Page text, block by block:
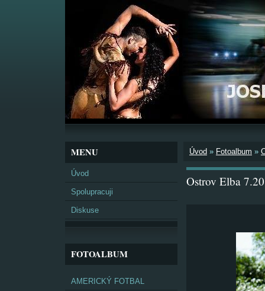
MENU
Úvod
Spolupracuji
Diskuse
FOTOALBUM
AMERICKÝ FOTBAL
Úvod » Fotoalbum »
Ostrov Elba